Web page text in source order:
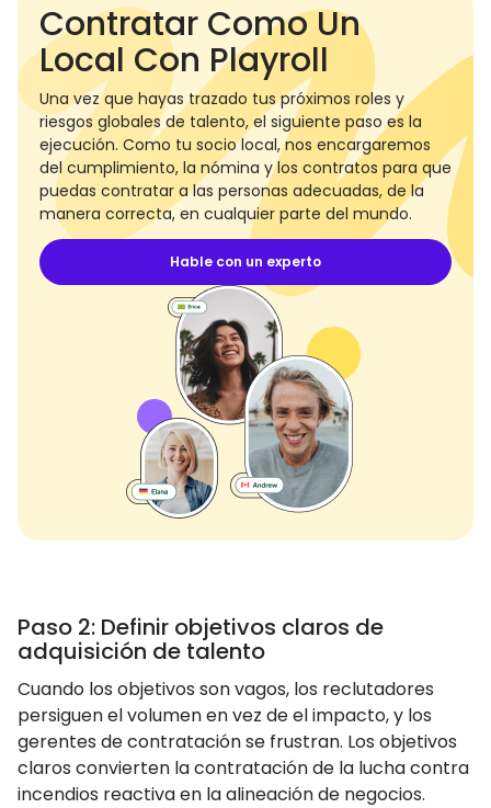
Contratar Como Un
Local Con Playroll
Una vez que hayas trazado tus próximos roles y
riesgos globales de talento, el siguiente paso es la
ejecución. Como tu socio local, nos encargaremos
del cumplimiento, la nómina y los contratos para que
puedas contratar a las personas adecuadas, de la
manera correcta, en cualquier parte del mundo.
Hable con un experto
Paso 2: Definir objetivos claros de
adquisición de talento
Cuando los objetivos son vagos, los reclutadores
persiguen el volumen en vez de el impacto, y los
gerentes de contratación se frustran. Los objetivos
claros convierten la contratación de la lucha contra
incendios reactiva en la alineación de negocios.